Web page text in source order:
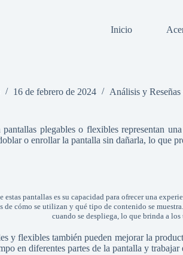
Inicio
16 de febrero de 2024 Análisis y
plegables o flexibles representan
o enrollar la pantalla sin dañarla, lo que
estas pantallas es su capacidad para ofrecer una
cómo se utilizan y qué tipo de contenido se
cuando se despliega, lo que brinda a
y flexibles también pueden mejorar la
en diferentes partes de la pantalla y